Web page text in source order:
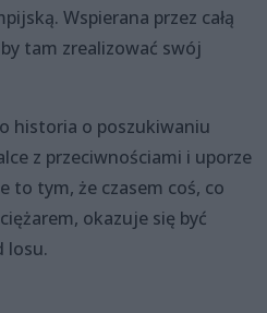
Wspierana przez całą
tam zrealizować swój
historia o poszukiwaniu
z przeciwnościami i uporze
to tym, że czasem coś, co
okazuje się być
losu.